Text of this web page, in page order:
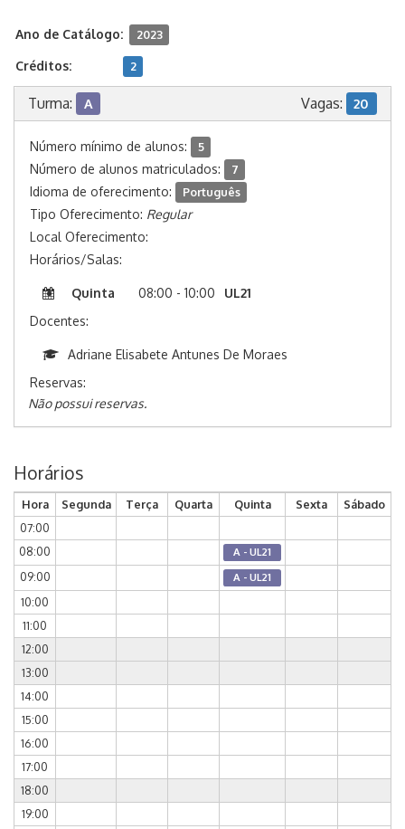
Ano de Catálogo: 2023
Créditos: 2
Turma: A Vagas: 20
Número mínimo de alunos: 5
Número de alunos matriculados: 7
Idioma de oferecimento: Português
Tipo Oferecimento: Regular
Local Oferecimento:
Horários/Salas:
Quinta 08:00 - 10:00
UL21
Docentes:
Adriane Elisabete Antunes De Moraes
Reservas:
Não possui reservas.
Horários
Hora Segunda Terça Quarta Quinta Sexta
Sábado
07:00
08:00
A - UL21
09:00 A - UL21
10:00
11:00
12:00
13:00
14:00
15:00
16:00
17:00
18:00
19:00